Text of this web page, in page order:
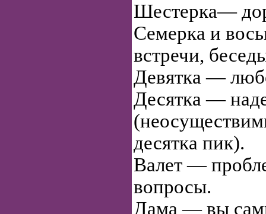
Шестерка—
Семерка и
встречи,
Девятка —
Десятка —
десятка пик).
Валет —
вопросы.
Дама — вы